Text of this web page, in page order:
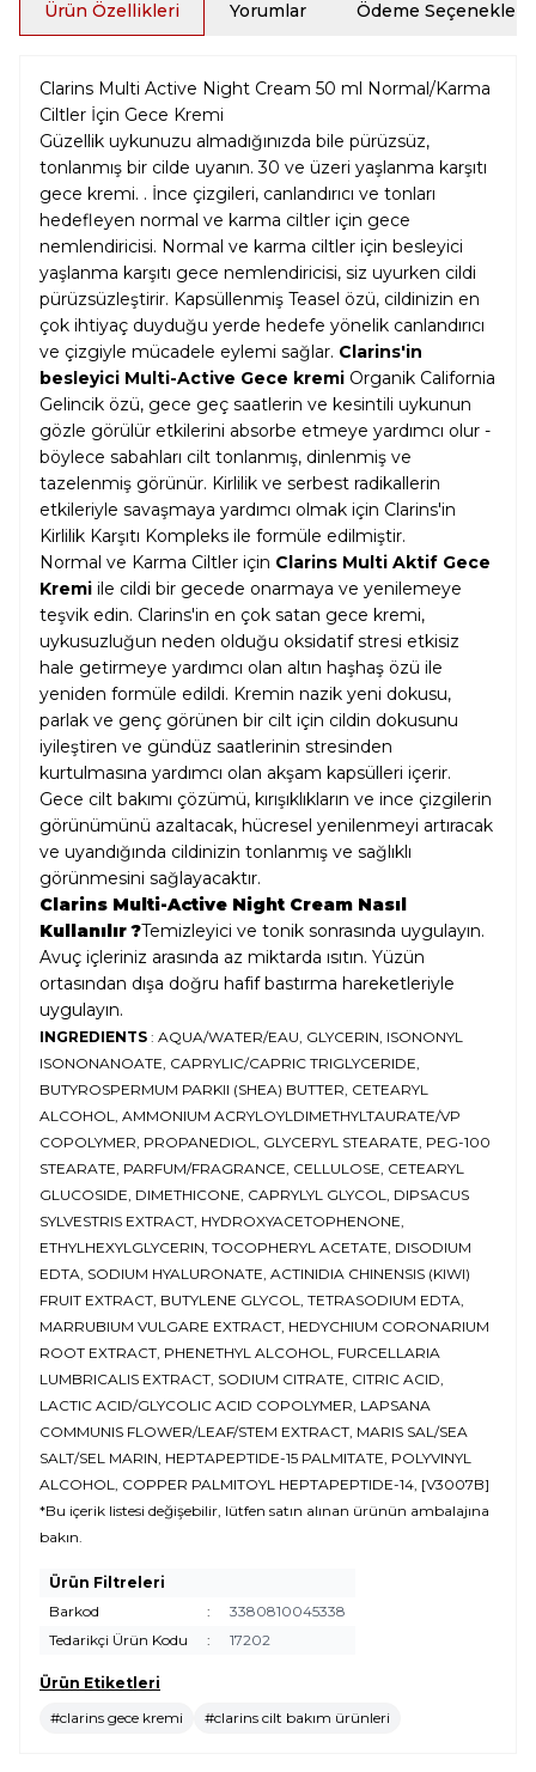
Ürün Özellikleri Yorumlar Ödeme Seçenekleri
Clarins Multi Active Night Cream 50 ml Normal/Karma
Ciltler İçin Gece Kremi
Güzellik uykunuzu almadığınızda bile pürüzsüz,
tonlanmış bir cilde uyanın. 30 ve üzeri yaşlanma karşıtı
gece kremi. . İnce çizgileri, canlandırıcı ve tonları
hedefleyen normal ve karma ciltler için gece
nemlendiricisi. Normal ve karma ciltler için besleyici
yaşlanma karşıtı gece nemlendiricisi, siz uyurken cildi
pürüzsüzleştirir. Kapsüllenmiş Teasel özü, cildinizin en
çok ihtiyaç duyduğu yerde hedefe yönelik canlandırıcı
ve çizgiyle mücadele eylemi sağlar. Clarins'in
besleyici Multi-Active Gece kremi Organik California
Gelincik özü, gece geç saatlerin ve kesintili uykunun
gözle görülür etkilerini absorbe etmeye yardımcı olur -
böylece sabahları cilt tonlanmış, dinlenmiş ve
tazelenmiş görünür. Kirlilik ve serbest radikallerin
etkileriyle savaşmaya yardımcı olmak için Clarins'in
Kirlilik Karşıtı Kompleks ile formüle edilmiştir.
Normal ve Karma Ciltler için Clarins Multi Aktif Gece
Kremi ile cildi bir gecede onarmaya ve yenilemeye
teşvik edin. Clarins'in en çok satan gece kremi,
uykusuzluğun neden olduğu oksidatif stresi etkisiz
hale getirmeye yardımcı olan altın haşhaş özü ile
yeniden formüle edildi. Kremin nazik yeni dokusu,
parlak ve genç görünen bir cilt için cildin dokusunu
iyileştiren ve gündüz saatlerinin stresinden
kurtulmasına yardımcı olan akşam kapsülleri içerir.
Gece cilt bakımı çözümü, kırışıklıkların ve ince çizgilerin
görünümünü azaltacak, hücresel yenilenmeyi artıracak
ve uyandığında cildinizin tonlanmış ve sağlıklı
görünmesini sağlayacaktır.
Clarins Multi-Active Night Cream Nasıl
Kullanılır ?Temizleyici ve tonik sonrasında uygulayın.
Avuç içleriniz arasında az miktarda ısıtın. Yüzün
ortasından dışa doğru hafif bastırma hareketleriyle
uygulayın.
INGREDIENTS : AQUA/WATER/EAU, GLYCERIN, ISONONYL
ISONONANOATE, CAPRYLIC/CAPRIC TRIGLYCERIDE,
BUTYROSPERMUM PARKII (SHEA) BUTTER, CETEARYL
ALCOHOL, AMMONIUM ACRYLOYLDIMETHYLTAURATE/VP
COPOLYMER, PROPANEDIOL, GLYCERYL STEARATE, PEG-100
STEARATE, PARFUM/FRAGRANCE, CELLULOSE, CETEARYL
GLUCOSIDE, DIMETHICONE, CAPRYLYL GLYCOL, DIPSACUS
SYLVESTRIS EXTRACT, HYDROXYACETOPHENONE,
ETHYLHEXYLGLYCERIN, TOCOPHERYL ACETATE, DISODIUM
EDTA, SODIUM HYALURONATE, ACTINIDIA CHINENSIS (KIWI)
FRUIT EXTRACT, BUTYLENE GLYCOL, TETRASODIUM EDTA,
MARRUBIUM VULGARE EXTRACT, HEDYCHIUM CORONARIUM
ROOT EXTRACT, PHENETHYL ALCOHOL, FURCELLARIA
LUMBRICALIS EXTRACT, SODIUM CITRATE, CITRIC ACID,
LACTIC ACID/GLYCOLIC ACID COPOLYMER, LAPSANA
COMMUNIS FLOWER/LEAF/STEM EXTRACT, MARIS SAL/SEA
SALT/SEL MARIN, HEPTAPEPTIDE-15 PALMITATE, POLYVINYL
ALCOHOL, COPPER PALMITOYL HEPTAPEPTIDE-14, [V3007B]
*Bu içerik listesi değişebilir, lütfen satın alınan ürünün ambalajına
bakın.
Ürün Filtreleri
Barkod
:
3380810045338
Tedarikçi Ürün Kodu
: 17202
Ürün Etiketleri
#clarins gece kremi
#clarins cilt bakım ürünleri